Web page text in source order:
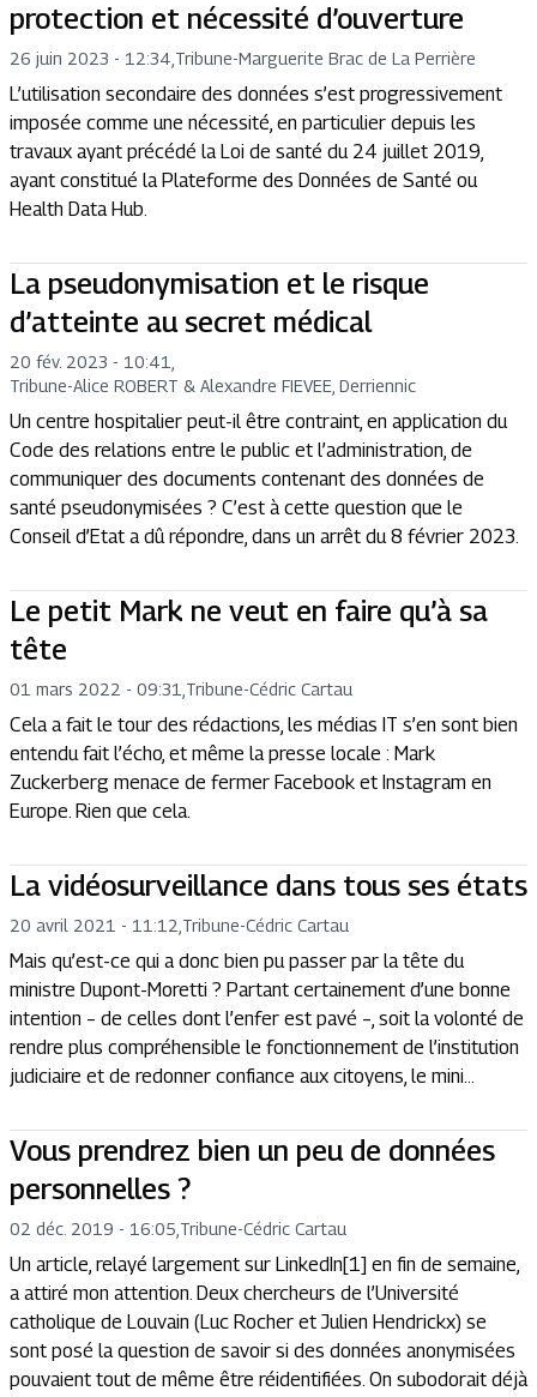
protection et nécessité d’ouverture
26 juin 2023 - 12:34 Tribune-Marguerite Brac de La Perrière
L’utilisation secondaire des données s’est progressivement
imposée comme une nécessité, en particulier depuis les
travaux ayant précédé la Loi de santé du 24 juillet 2019,
ayant constitué la Plateforme des Données de Santé ou
Health Data Hub.
La pseudonymisation et le risque
d’atteinte au secret médical
20 fév. 2023 - 10:41
Tribune-Alice ROBERT & Alexandre FIEVEE, Derriennic
Un centre hospitalier peut-il être contraint, en application du
Code des relations entre le public et l’administration, de
communiquer des documents contenant des données de
santé pseudonymisées ? C’est à cette question que le
Conseil d’Etat a dû répondre, dans un arrêt du 8 février 2023.
Le petit Mark ne veut en faire qu’à sa
tête
01 mars 2022 - 09:31 Tribune-Cédric Cartau
Cela a fait le tour des rédactions, les médias IT s’en sont bien
entendu fait l’écho, et même la presse locale : Mark
Zuckerberg menace de fermer Facebook et Instagram en
Europe. Rien que cela.
La vidéosurveillance dans tous ses états
20 avril 2021 - 11:12 Tribune-Cédric Cartau
Mais qu’est-ce qui a donc bien pu passer par la tête du
ministre Dupont-Moretti ? Partant certainement d’une bonne
intention – de celles dont l’enfer est pavé –, soit la volonté de
rendre plus compréhensible le fonctionnement de l’institution
judiciaire et de redonner confiance aux citoyens, le mini...
Vous prendrez bien un peu de données
personnelles ?
02 déc. 2019 - 16:05 Tribune-Cédric Cartau
Un article, relayé largement sur LinkedIn[1] en fin de semaine,
a attiré mon attention. Deux chercheurs de l’Université
catholique de Louvain (Luc Rocher et Julien Hendrickx) se
sont posé la question de savoir si des données anonymisées
pouvaient tout de même être réidentifiées. On subodorait déjà